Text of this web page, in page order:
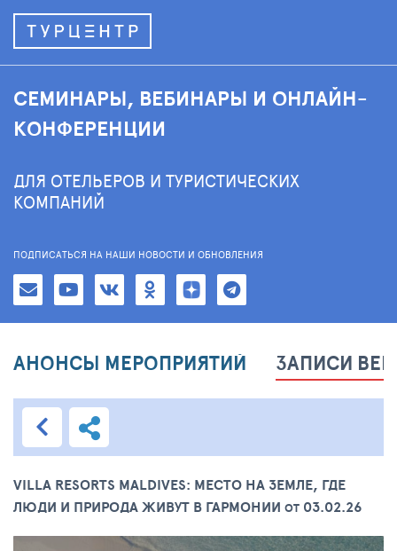
СЕМИНАРЫ, ВЕБИНАРЫ И ОНЛАЙН-
КОНФЕРЕНЦИИ
ДЛЯ ОТЕЛЬЕРОВ И ТУРИСТИЧЕСКИХ
КОМПАНИЙ
ПОДПИСАТЬСЯ НА НАШИ НОВОСТИ И ОБНОВЛЕНИЯ
АНОНСЫ МЕРОПРИЯТИЙ ЗАПИСИ
VILLA RESORTS MALDIVES: МЕСТО НА ЗЕМЛЕ, ГДЕ
ЛЮДИ И ПРИРОДА ЖИВУТ В ГАРМОНИИ ОТ 03.02.26